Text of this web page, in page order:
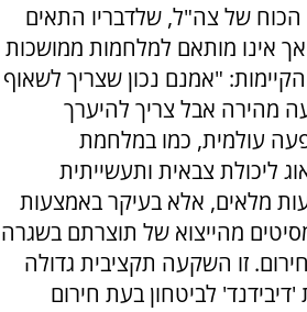
של צה"ל, שלדבריו התאים
אינו מותאם למלחמות ממושכות
"אמנם נכון שצריך לשאוף
מהירה אבל צריך להיערך
עולמית, כמו במלחמת
ליכולת צבאית ותעשייתית
מלאים, אלא בעיקר באמצעות
מהייצוא של תוצרתם בשגרה
זו השקעה תקציבית גדולה
לביטחון בעת חירום